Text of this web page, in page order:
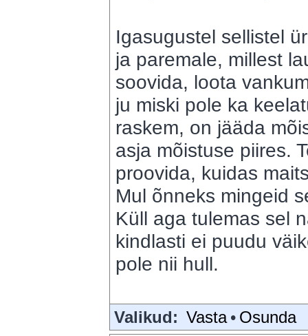
Igasugustel sellistel
ja paremale, millest
soovida, loota
ju miski pole ka
raskem, on jääda
asja mõistuse piires.
proovida, kuidas
Mul õnneks mingeid
Küll aga tulemas sel
kindlasti ei puudu
pole nii hull.
Valikud: Vasta • Osunda